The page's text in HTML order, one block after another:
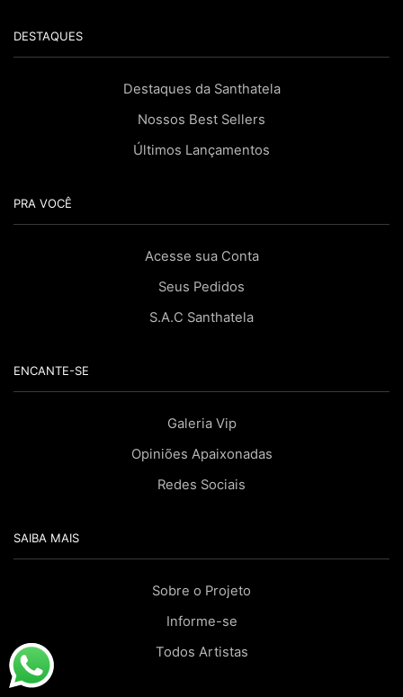
DESTAQUES
Destaques da Santhatela
Nossos Best Sellers
Últimos Lançamentos
PRA VOCÊ
Acesse sua Conta
Seus Pedidos
S.A.C Santhatela
ENCANTE-SE
Galeria Vip
Opiniões Apaixonadas
Redes Sociais
SAIBA MAIS
Sobre o Projeto
Informe-se
Todos Artistas